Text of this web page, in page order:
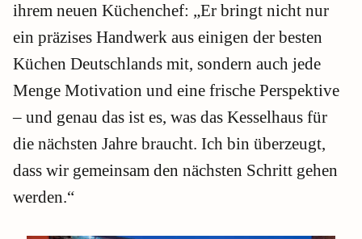
ihrem neuen Küchenchef: „Er bringt nicht nur
ein präzises Handwerk aus einigen der besten
Küchen Deutschlands mit, sondern auch jede
Menge Motivation und eine frische Perspektive
– und genau das ist es, was das Kesselhaus für
die nächsten Jahre braucht. Ich bin überzeugt,
dass wir gemeinsam den nächsten Schritt gehen
werden.“